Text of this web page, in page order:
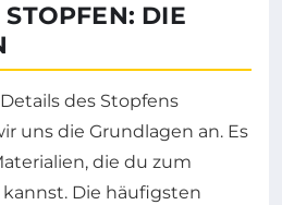
STOPFEN: DIE
des Stopfens
uns die Grundlagen an. Es
die du zum
Die häufigsten